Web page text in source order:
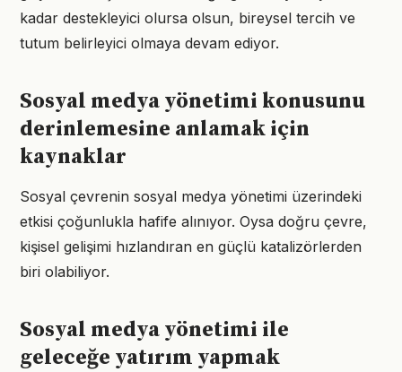
kadar destekleyici olursa olsun, bireysel tercih ve
tutum belirleyici olmaya devam ediyor.
Sosyal medya yönetimi konusunu
derinlemesine anlamak için
kaynaklar
Sosyal çevrenin sosyal medya yönetimi üzerindeki
etkisi çoğunlukla hafife alınıyor. Oysa doğru çevre,
kişisel gelişimi hızlandıran en güçlü katalizörlerden
biri olabiliyor.
Sosyal medya yönetimi ile
geleceğe yatırım yapmak